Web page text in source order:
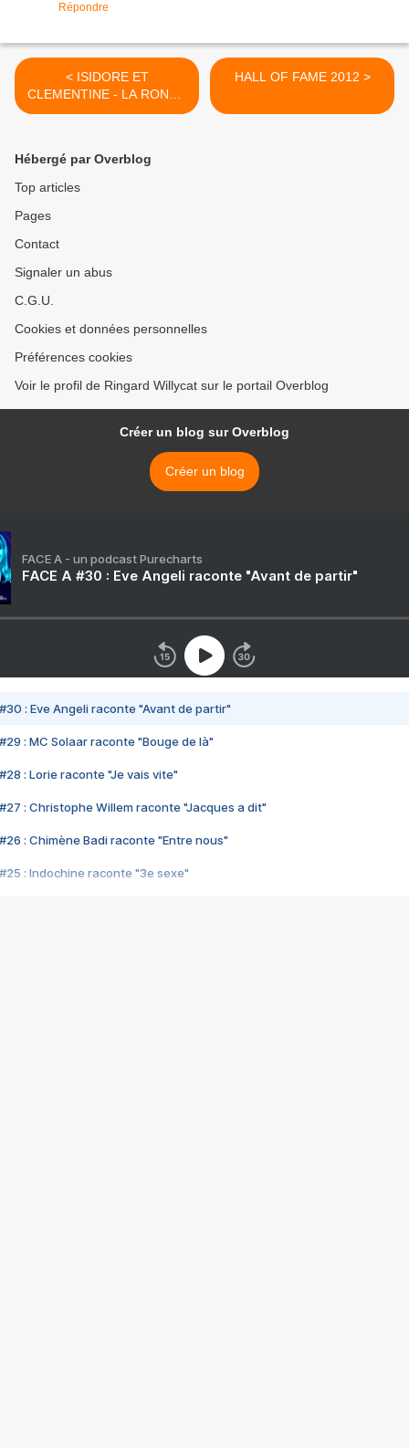
Répondre
< ISIDORE ET
CLEMENTINE - LA RONDE
DES LAPINS
HALL OF FAME 2012 >
Hébergé par Overblog
Top articles
Pages
Contact
Signaler un abus
C.G.U.
Cookies et données personnelles
Préférences cookies
Voir le profil de Ringard Willycat sur le portail Overblog
Créer un blog sur Overblog
Créer un blog
FACE A - un podcast Purecharts
FACE A #30 : Eve Angeli raconte "Avant de partir"
#30 : Eve Angeli raconte "Avant de partir"
#29 : MC Solaar raconte "Bouge de là"
#28 : Lorie raconte "Je vais vite"
#27 : Christophe Willem raconte "Jacques a dit"
#26 : Chimène Badi raconte "Entre nous"
#25 : Indochine raconte "3e sexe"